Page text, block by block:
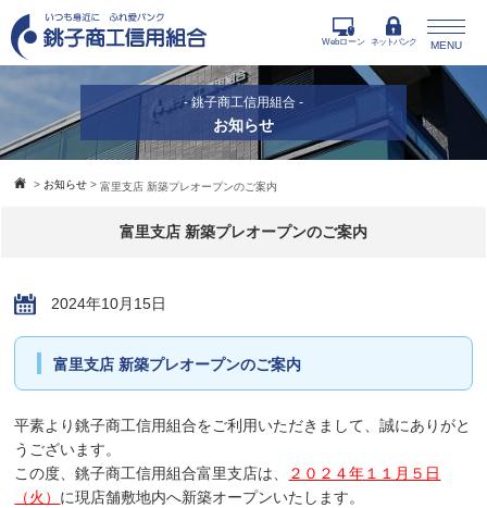
MENU
Webローン ネットバンク
- 銚子商工信用組合 -
お知らせ
> お知らせ >富里支店 新築プレオープンのご案内
富里支店 新築プレオープンのご案内
2024年10月15日
富里支店 新築プレオープンのご案内
平素より銚子商工信用組合をご利用いただきまして、誠にありがと
うございます。
この度、銚子商工信用組合富里支店は、
２０２４年１１月５日
（火） に現店舗敷地内へ新築オープンいたします。